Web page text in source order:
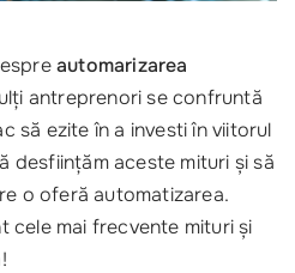
automarizarea
antreprenori se confruntă
să ezite în a investi în viitorul
desființăm aceste mituri și să
o oferă automatizarea.
cele mai frecvente mituri și